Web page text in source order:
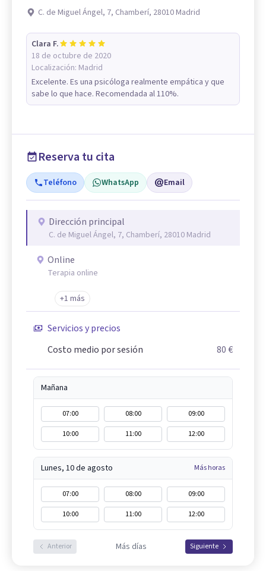
C. de Miguel Ángel, 7, Chamberí, 28010 Madrid
Clara F.
18 de octubre de 2020
Localización: Madrid
Excelente. Es una psicóloga realmente empática y que
sabe lo que hace. Recomendada al 110%.
Reserva tu cita
Teléfono WhatsApp Email
Dirección principal
C. de Miguel Ángel, 7, Chamberí, 28010 Madrid
Online
Terapia online
+1 más
Servicios y precios
Costo medio por sesión
80 €
Mañana
07:00 08:00
09:00
10:00
11:00 12:00
Lunes, 10 de agosto Más horas
07:00 08:00
09:00
10:00
11:00 12:00
Anterior Más días Siguiente